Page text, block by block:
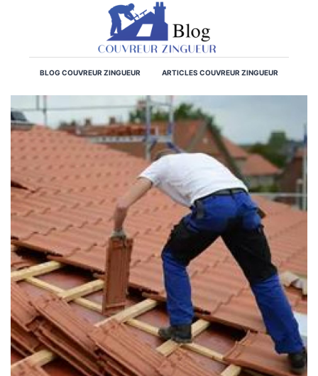
BLOG COUVREUR ZINGUEUR ARTICLES COUVREUR ZINGUEUR